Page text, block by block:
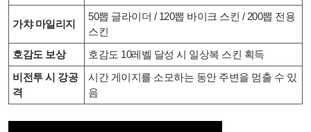
가챠 마일리지
50뽑 글라이더 / 120뽑 바이크 스킨 / 200뽑 전용
스킨
호감도 보상
호감도 10레벨 달성 시 일상복 스킨 획득
비전투 시 강공
격
시간 게이지를 소모하는 동안 주변을 멈출 수 있
음